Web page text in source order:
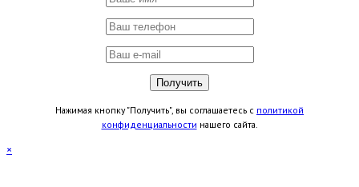
Нажимая кнопку "Получить", вы соглашаетесь с политикой
конфиденциальности нашего сайта.
×